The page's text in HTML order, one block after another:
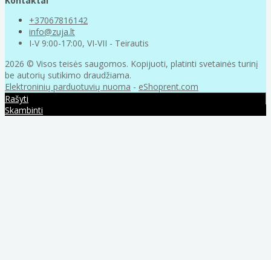
+37067816142
info@zuja.lt
I-V 9:00-17:00, VI-VII - Teirautis
2026 © Visos teisės saugomos. Kopijuoti, platinti svetainės turinį
be autorių sutikimo draudžiama.
Elektroninių parduotuvių nuoma - eShoprent.com
Rašyti
Skambinti